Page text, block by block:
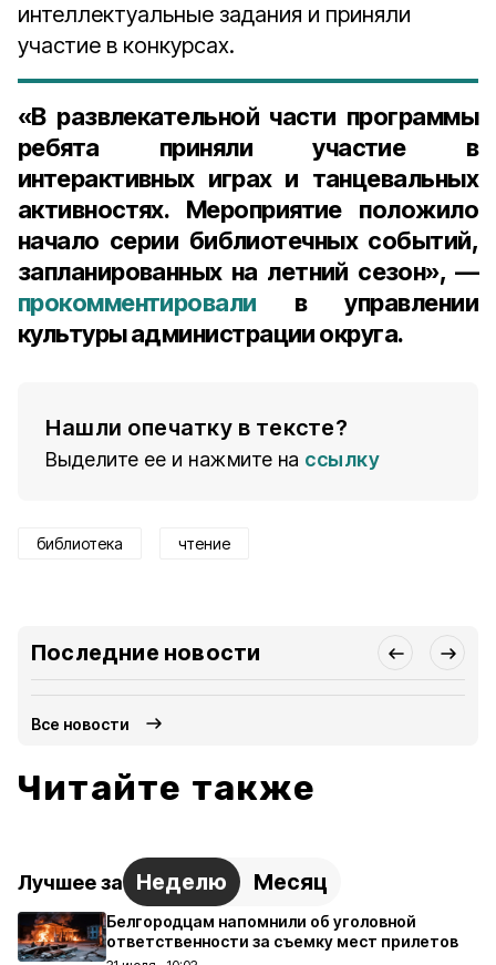
интеллектуальные задания и приняли
участие в конкурсах.
«В развлекательной части программы
ребята приняли участие в
интерактивных играх и танцевальных
активностях. Мероприятие положило
начало серии библиотечных событий,
запланированных на летний сезон», —
прокомментировали в управлении
культуры администрации округа.
Нашли опечатку в тексте?
Выделите ее и нажмите на ссылку
библиотека чтение
Последние новости
Все новости
Читайте также
Лучшее за Неделю Месяц
Белгородцам напомнили об уголовной
ответственности за съемку мест прилетов